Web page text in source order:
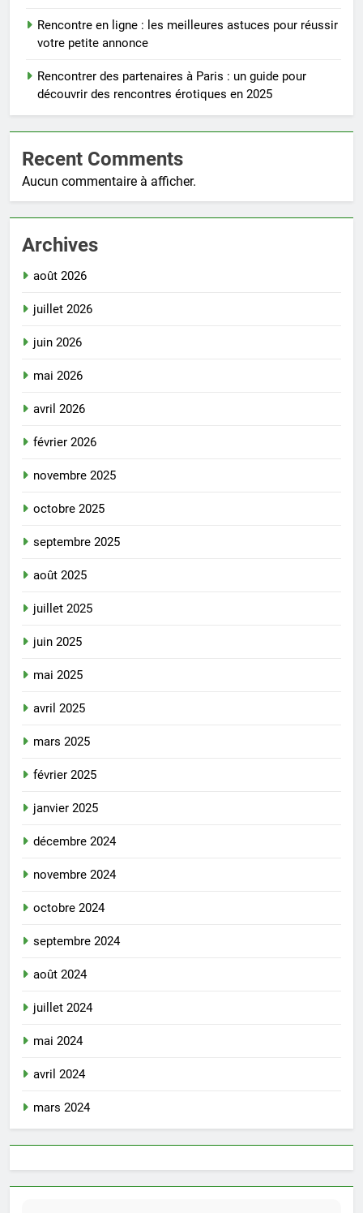
Rencontre en ligne : les meilleures astuces pour réussir
votre petite annonce
Rencontrer des partenaires à Paris : un guide pour
découvrir des rencontres érotiques en 2025
Recent Comments
Aucun commentaire à afficher.
Archives
août 2026
juillet 2026
juin 2026
mai 2026
avril 2026
février 2026
novembre 2025
octobre 2025
septembre 2025
août 2025
juillet 2025
juin 2025
mai 2025
avril 2025
mars 2025
février 2025
janvier 2025
décembre 2024
novembre 2024
octobre 2024
septembre 2024
août 2024
juillet 2024
mai 2024
avril 2024
mars 2024